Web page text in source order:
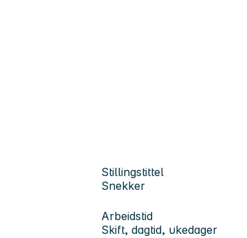
Stillingstittel
Snekker
Arbeidstid
Skift, dagtid, ukedager